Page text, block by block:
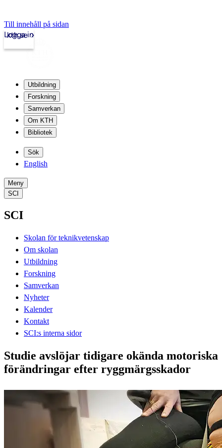
Till innehåll på sidan
kth.se
Logga in
Utbildning
Forskning
Samverkan
Om KTH
Bibliotek
Sök
English
Meny
SCI
SCI
Skolan för teknikvetenskap
Om skolan
Utbildning
Forskning
Samverkan
Nyheter
Kalender
Kontakt
SCI:s interna sidor
Studie avslöjar tidigare okända motoriska
förändringar efter ryggmärgsskador